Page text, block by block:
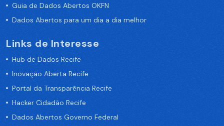
Guia de Dados Abertos OKFN
Dados Abertos para um dia a dia melhor
Links de Interesse
Hub de Dados Recife
Inovação Aberta Recife
Portal da Transparência Recife
Hacker Cidadão Recife
Dados Abertos Governo Federal